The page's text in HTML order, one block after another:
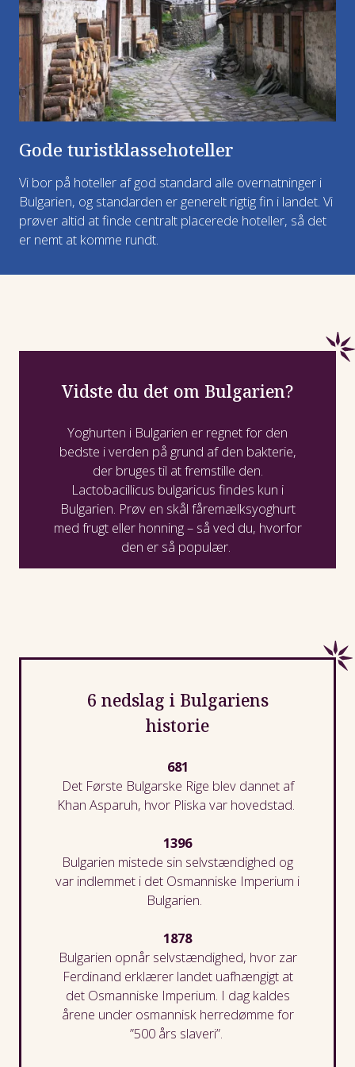
Gode turistklassehoteller
Vi bor på hoteller af god standard alle overnatninger i
Bulgarien, og standarden er generelt rigtig fin i landet. Vi
prøver altid at finde centralt placerede hoteller, så det
er nemt at komme rundt.
Vidste du det om Bulgarien?
Yoghurten i Bulgarien er regnet for den
bedste i verden på grund af den bakterie,
der bruges til at fremstille den.
Lactobacillicus bulgaricus findes kun i
Bulgarien. Prøv en skål fåremælksyoghurt
med frugt eller honning – så ved du, hvorfor
den er så populær.
6 nedslag i Bulgariens
historie
681
Det Første Bulgarske Rige blev dannet af
Khan Asparuh, hvor Pliska var hovedstad.
1396
Bulgarien mistede sin selvstændighed og
var indlemmet i det Osmanniske Imperium i
Bulgarien.
1878
Bulgarien opnår selvstændighed, hvor zar
Ferdinand erklærerlandet uafhængigt at
det Osmanniske Imperium. I dag kaldes
årene under osmannisk herredømme for
”500 års slaveri”.